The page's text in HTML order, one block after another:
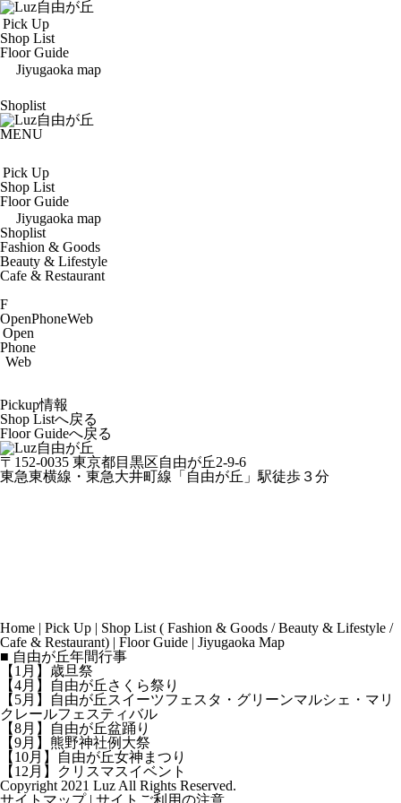
Pick Up
Shop List
Floor Guide
Jiyugaoka map
Shoplist
MENU
Pick Up
Shop List
Floor Guide
Jiyugaoka map
Shoplist
Fashion & Goods
Beauty & Lifestyle
Cafe & Restaurant
F
OpenPhoneWeb
Open
Phone
Web
Pickup情報
Shop Listへ戻る
Floor Guideへ戻る
〒152-0035 東京都目黒区自由が丘2-9-6
東急東横線・東急大井町線「自由が丘」駅徒歩３分
Home | Pick Up | Shop List ( Fashion & Goods /Beauty & Lifestyle /
Cafe & Restaurant) | Floor Guide | Jiyugaoka Map
■ 自由が丘年間行事
【1月】歳旦祭
【4月】自由が丘さくら祭り
【5月】自由が丘スイーツフェスタ・グリーンマルシェ・マリ
クレールフェスティバル
【8月】自由が丘盆踊り
【9月】熊野神社例大祭
【10月】自由が丘女神まつり
【12月】クリスマスイベント
Copyright 2021 Luz All Rights Reserved.
サイトマップ| サイトご利用の注意